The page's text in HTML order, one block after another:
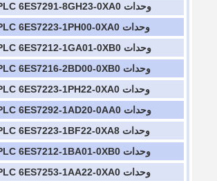
وحدات PLC 6ES7291-8GH23-0XA0
وحدات PLC 6ES7223-1PH00-0XA0
وحدات PLC 6ES7212-1GA01-0XB0
وحدات PLC 6ES7216-2BD00-0XB0
وحدات PLC 6ES7223-1PH22-0XA0
وحدات PLC 6ES7292-1AD20-0AA0
وحدات PLC 6ES7223-1BF22-0XA8
وحدات PLC 6ES7212-1BA01-0XB0
وحدات PLC 6ES7253-1AA22-0XA0